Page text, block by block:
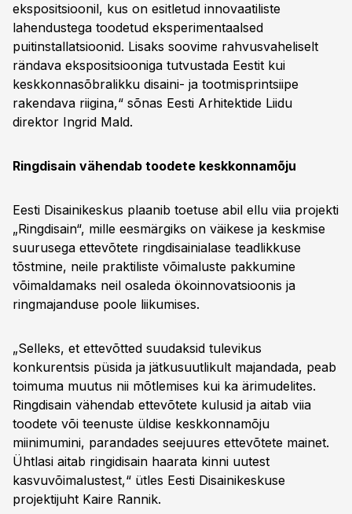
ekspositsioonil, kus on esitletud innovaatiliste
lahendustega toodetud eksperimentaalsed
puitinstallatsioonid. Lisaks soovime rahvusvaheliselt
rändava ekspositsiooniga tutvustada Eestit kui
keskkonnasõbralikku disaini- ja tootmisprintsiipe
rakendava riigina,“ sõnas Eesti Arhitektide Liidu
direktor Ingrid Mald.
Ringdisain vähendab toodete keskkonnamõju
Eesti Disainikeskus plaanib toetuse abil ellu viia projekti
„Ringdisain“, mille eesmärgiks on väikese ja keskmise
suurusega ettevõtete ringdisainialase teadlikkuse
tõstmine, neile praktiliste võimaluste pakkumine
võimaldamaks neil osaleda ökoinnovatsioonis ja
ringmajanduse poole liikumises.
„Selleks, et ettevõtted suudaksid tulevikus
konkurentsis püsida ja jätkusuutlikult majandada, peab
toimuma muutus nii mõtlemises kui ka ärimudelites.
Ringdisain vähendab ettevõtete kulusid ja aitab viia
toodete või teenuste üldise keskkonnamõju
miinimumini, parandades seejuures ettevõtete mainet.
Ühtlasi aitab ringidisain haarata kinni uutest
kasvuvõimalustest,“ ütles Eesti Disainikeskuse
projektijuht Kaire Rannik.